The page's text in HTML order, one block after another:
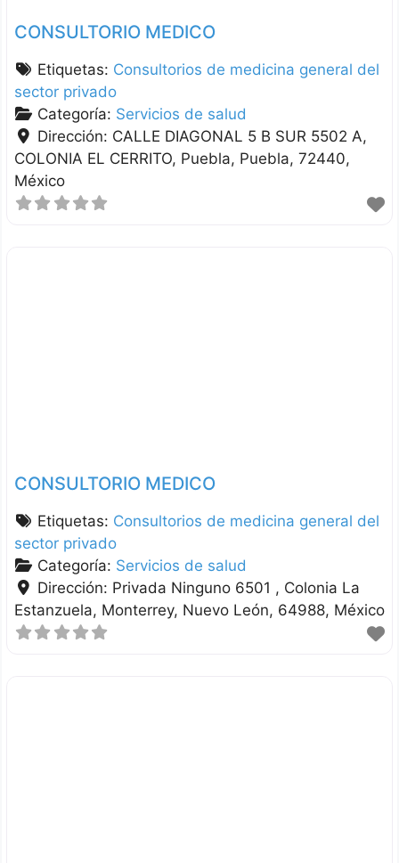
CONSULTORIO MEDICO
Etiquetas: Consultorios de medicina general del
sector privado
Categoría: Servicios de salud
Dirección: CALLE DIAGONAL 5 B SUR 5502 A,
COLONIA EL CERRITO Puebla Puebla 72440
México
CONSULTORIO MEDICO
Etiquetas: Consultorios de medicina general del
sector privado
Categoría: Servicios de salud
Dirección: Privada Ninguno 6501 , Colonia La
Estanzuela Monterrey Nuevo León 64988 México